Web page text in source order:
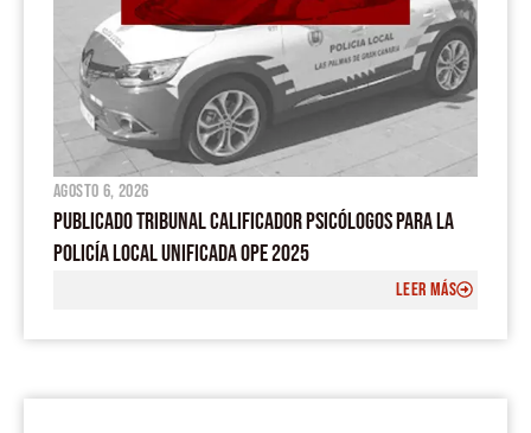
agosto 6, 2026
PUBLICADO TRIBUNAL CALIFICADOR PSICÓLOGOS PARA LA
POLICÍA LOCAL UNIFICADA OPE 2025
LEER MÁS